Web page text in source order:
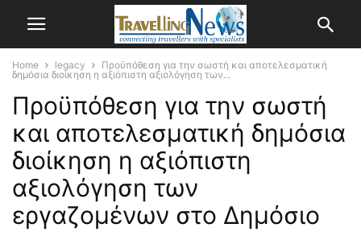
Home legacy
Προϋπόθεση για την σωστή και αποτελεσματική
δημόσια διοίκηση η αξιόπιστη αξιολόγηση των...
Προϋπόθεση για την σωστή
και αποτελεσματική δημόσια
διοίκηση η αξιόπιστη
αξιολόγηση των
εργαζομένων στο Δημόσιο